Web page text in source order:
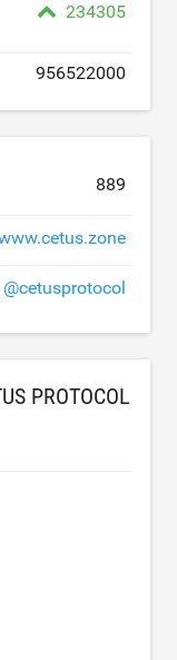
234305
956522000
889
@cetusprotocol
PROTOCOL